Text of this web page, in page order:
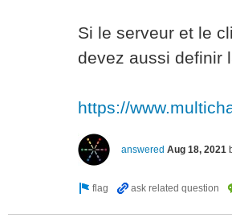
Si le serveur et le
devez aussi definir
https://
answered Aug 18, 2021